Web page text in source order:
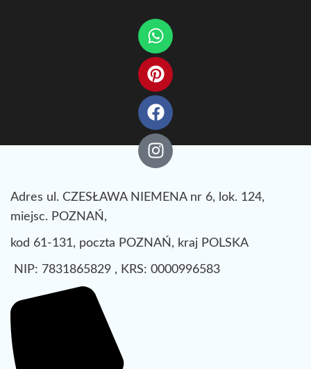
Adres ul. CZESŁAWA NIEMENA nr 6, lok. 124,
miejsc. POZNAŃ,
kod 61-131, poczta POZNAŃ, kraj POLSKA
NIP: 7831865829 , KRS: 0000996583